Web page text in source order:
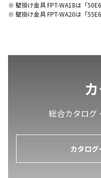
※ 壁掛け金具 FPT-WA18は「
※ 壁掛け金具 FPT-WA20は「
総合カタログ
カタログ